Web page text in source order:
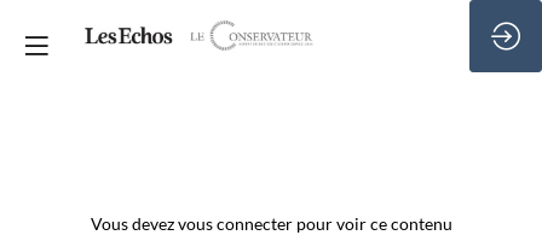
Vous devez vous connecter pour voir ce contenu